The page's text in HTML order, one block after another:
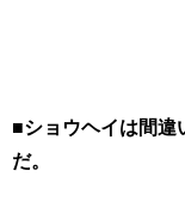
■ショウヘイは間違
だ。